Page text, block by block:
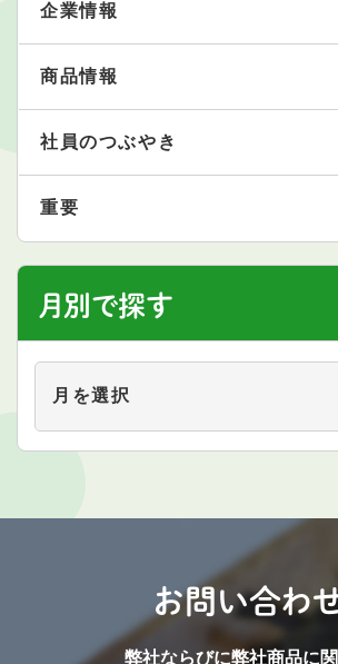
企業情報
商品情報
社員のつぶやき
重要
月別で探す
探
お問い合わ
弊社ならびに弊社商品に